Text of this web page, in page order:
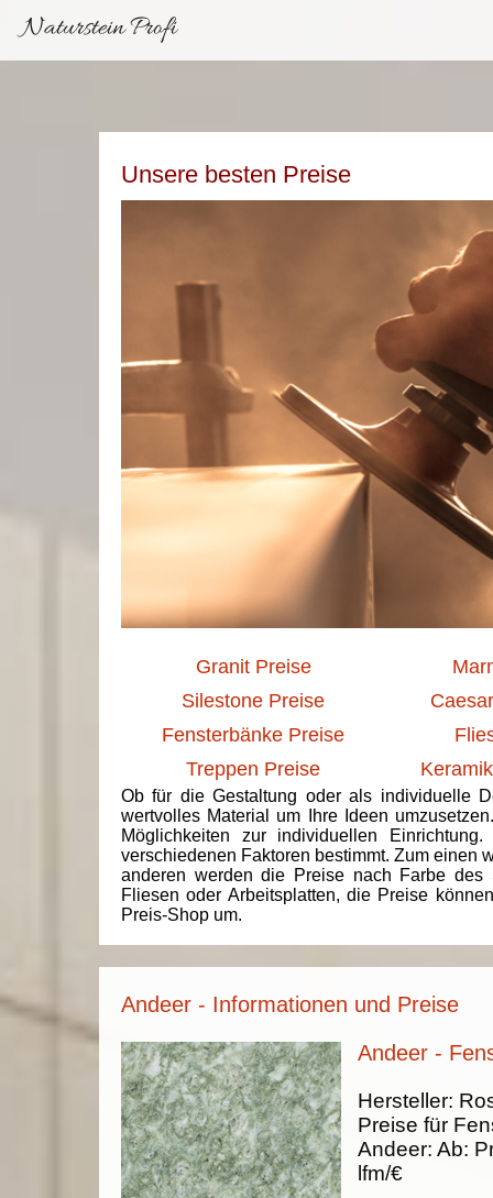
Naturstein Profi
Unsere besten Preise
Granit Preise
Silestone Preise
Fensterbänke Preise
Treppen Preise
Ob für die Gestaltung oder als individuelle
wertvolles Material um Ihre Ideen
Möglichkeiten zur individuellen
verschiedenen Faktoren bestimmt. Zum einen
anderen werden die Preise nach Farbe des
Fliesen oder Arbeitsplatten, die Preise
Preis-Shop um.
Andeer - Informationen und Preise
Andeer -
Hersteller:
Preise für
Andeer: Ab:
lfm/€